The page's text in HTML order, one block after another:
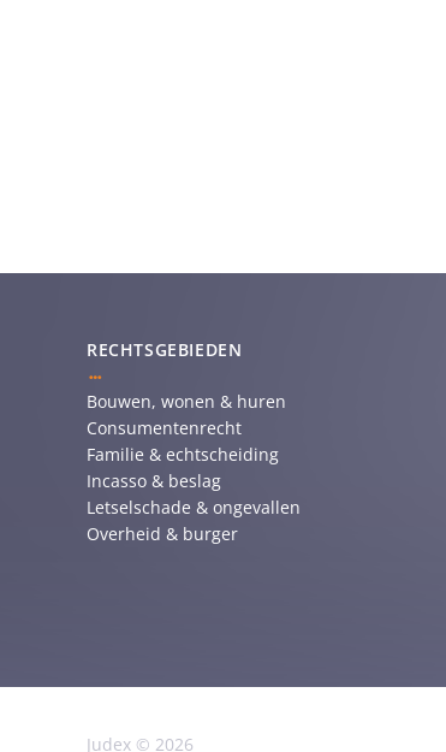
RECHTSGEBIEDEN
Bouwen, wonen & huren
Consumentenrecht
Familie & echtscheiding
Incasso & beslag
Letselschade & ongevallen
Overheid & burger
Judex © 2026